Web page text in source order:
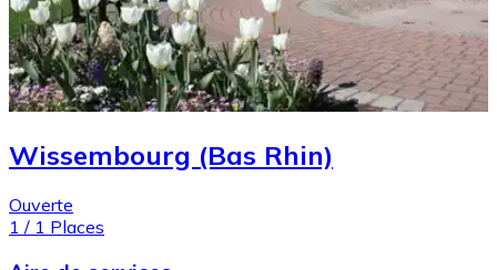
Wissembourg (Bas Rhin)
Ouverte
1 / 1 Places